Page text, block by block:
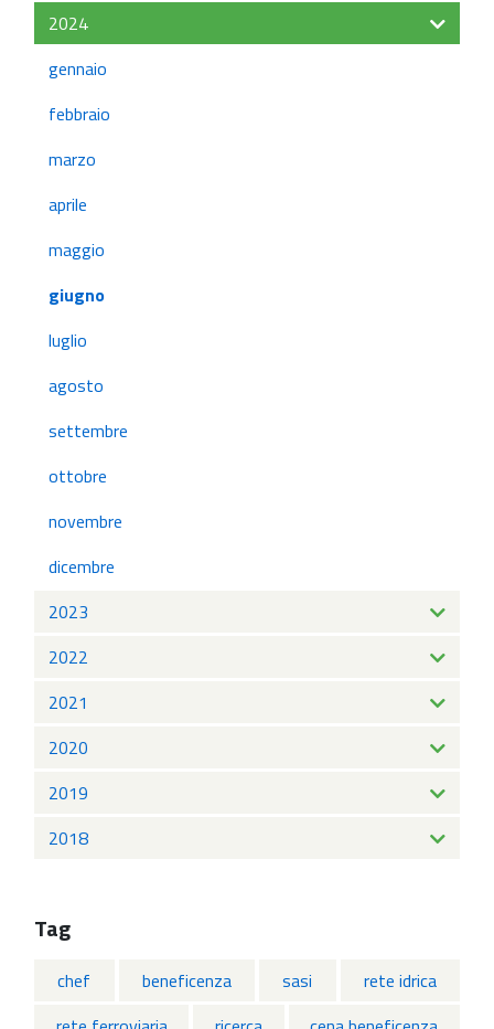
2024
gennaio
febbraio
marzo
aprile
maggio
giugno
luglio
agosto
settembre
ottobre
novembre
dicembre
2023
2022
2021
2020
2019
2018
Tag
chef beneficenza sasi
rete idrica